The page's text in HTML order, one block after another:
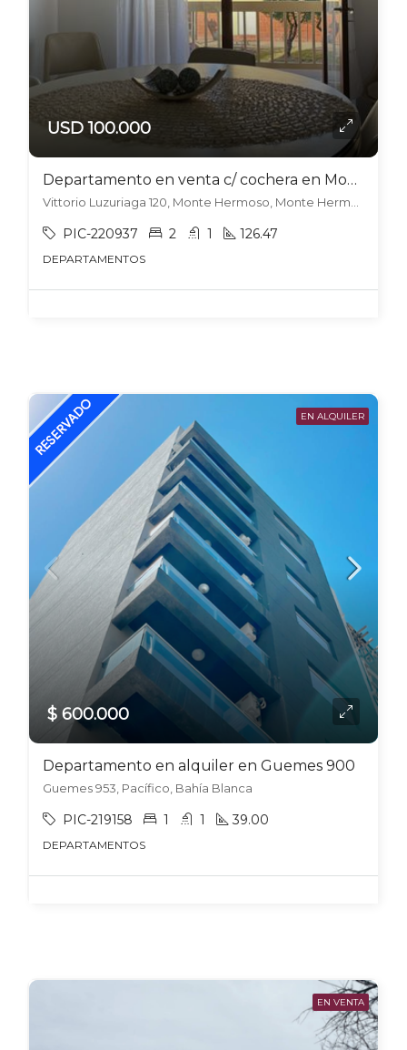
USD 100.000
Departamento en venta c/ cochera en Monte Hermoso
PIC-220937 2 1 126.47
DEPARTAMENTOS
EN ALQUILER
$ 600.000
Departamento en alquiler en Guemes 900
Guemes 953, Pacífico, Bahía Blanca
PIC-219158 1 1 39.00
DEPARTAMENTOS
EN VENTA